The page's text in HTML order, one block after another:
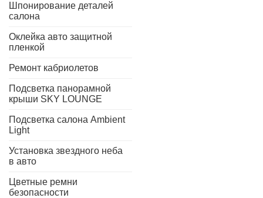
Шпонирование деталей
салона
Оклейка авто защитной
пленкой
Ремонт кабриолетов
Подсветка панорамной
крыши SKY LOUNGE
Подсветка салона Ambient
Light
Установка звездного неба
в авто
Цветные ремни
безопасности